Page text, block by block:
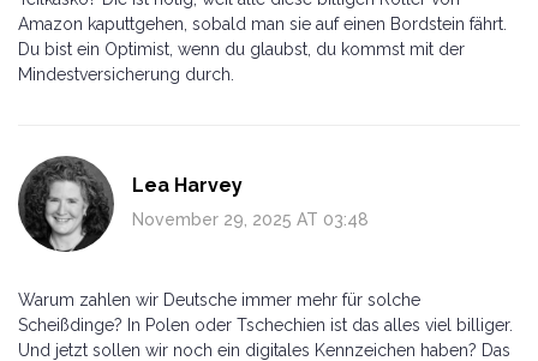
Amazon kaputtgehen, sobald man sie auf einen Bordstein fährt.
Du bist ein Optimist, wenn du glaubst, du kommst mit der
Mindestversicherung durch.
Lea Harvey
November 29, 2025 AT 03:48
Warum zahlen wir Deutsche immer mehr für solche
Scheißdinge? In Polen oder Tschechien ist das alles viel billiger.
Und jetzt sollen wir noch ein digitales Kennzeichen haben? Das